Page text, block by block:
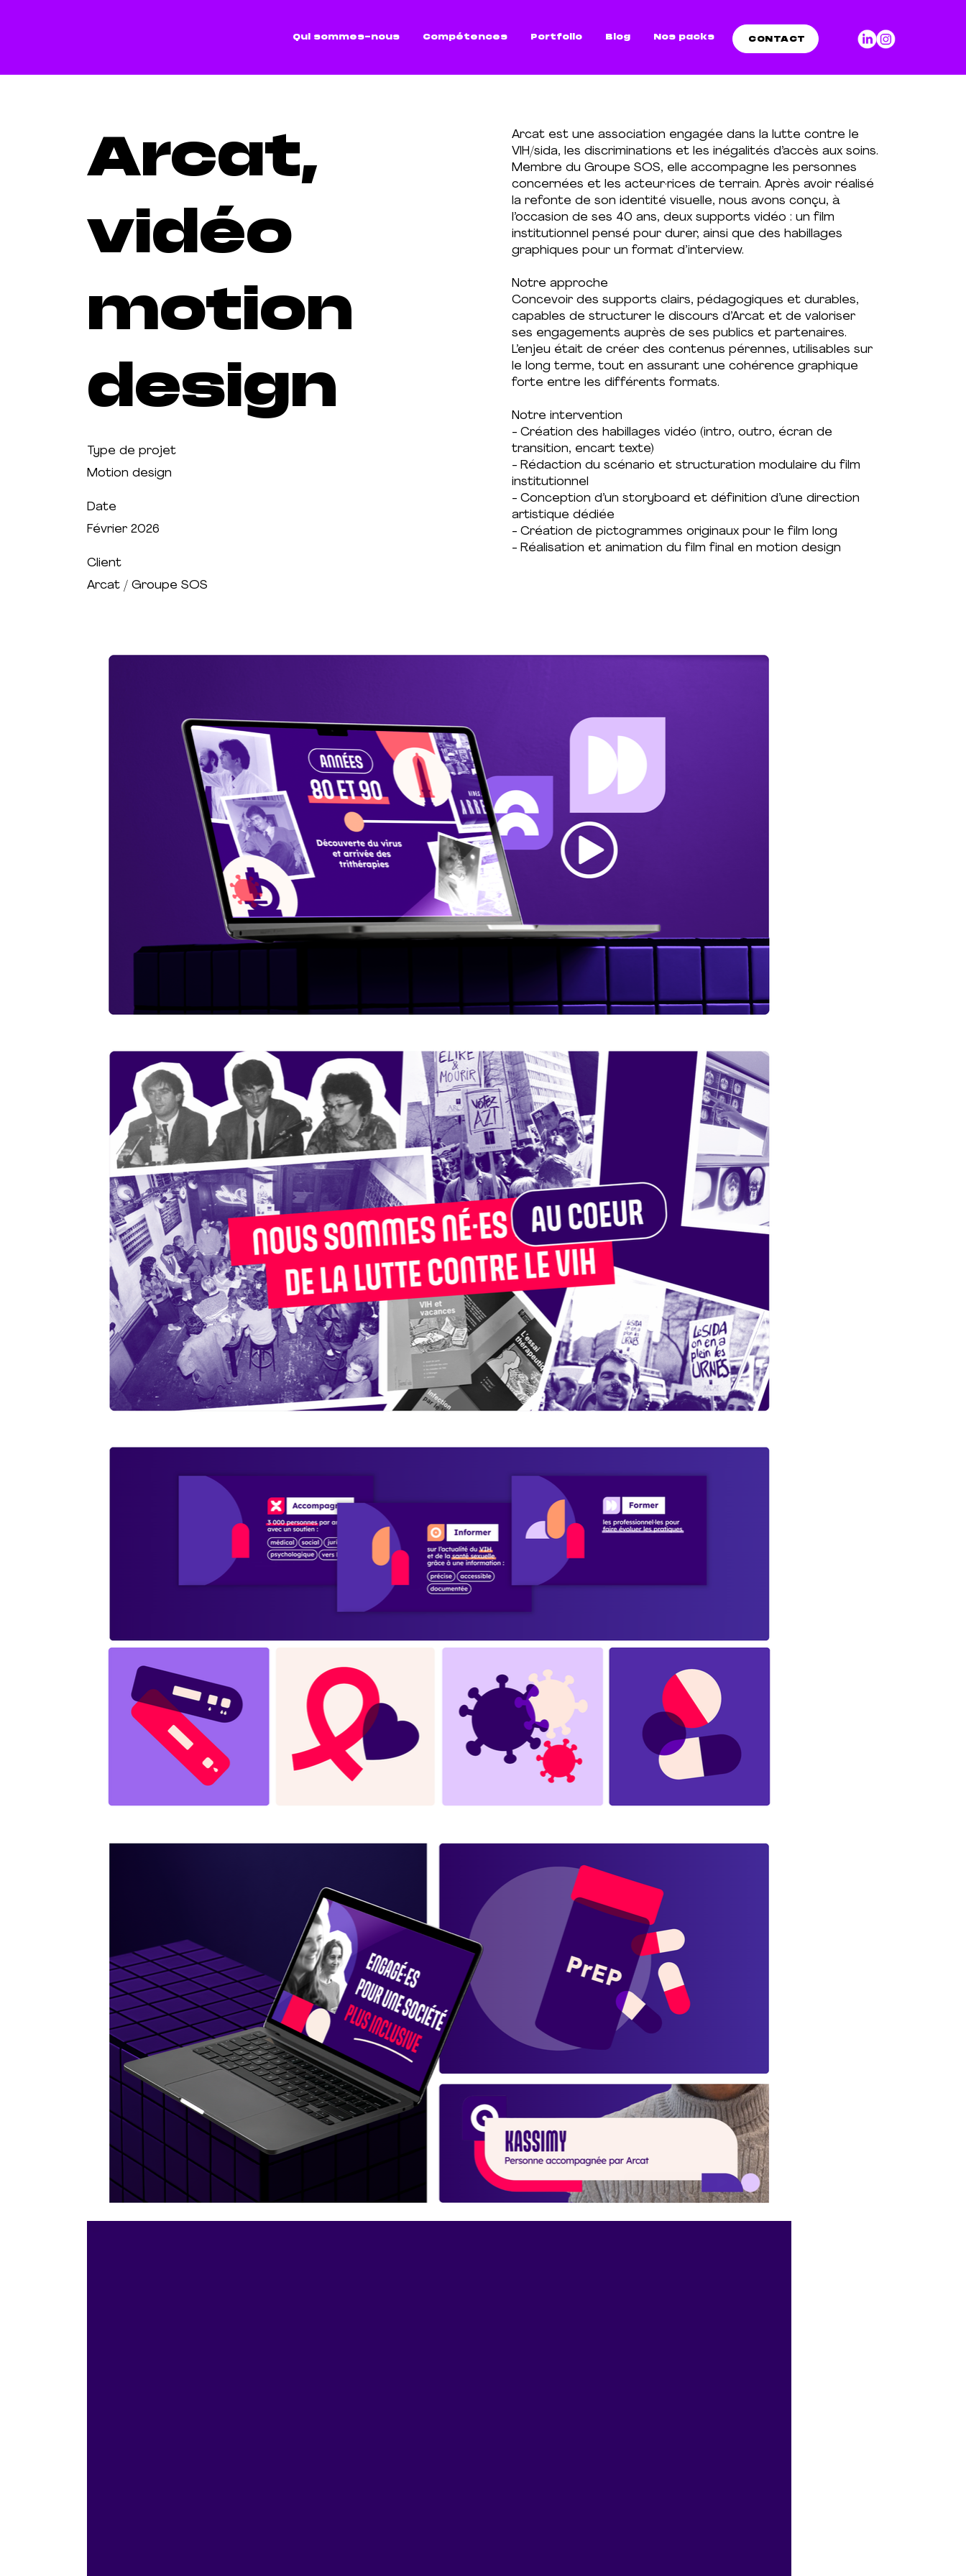
Qui sommes-nous Compétences Portfolio Blog Nos packs CONTACT
Arcat,
vidéo
motion
design
Type de projet
Motion design
Date
Février 2026
Client
Arcat / Groupe SOS
Arcat est une association engagée dans la lutte contre le
VIH/sida, les discriminations et les inégalités d’accès aux soins.
Membre du Groupe SOS, elle accompagne les personnes
concernées et les acteur·rices de terrain. Après avoir réalisé
la refonte de son identité visuelle, nous avons conçu, à
l’occasion de ses 40 ans, deux supports vidéo : un film
institutionnel pensé pour durer, ainsi que des habillages
graphiques pour un format d’interview.
Notre approche
Concevoir des supports clairs, pédagogiques et durables,
capables de structurer le discours d’Arcat et de valoriser
ses engagements auprès de ses publics et partenaires.
L’enjeu était de créer des contenus pérennes, utilisables sur
le long terme, tout en assurant une cohérence graphique
forte entre les différents formats.
Notre intervention
- Création des habillages vidéo (intro, outro, écran de
transition, encart texte)
- Rédaction du scénario et structuration modulaire du film
institutionnel
- Conception d’un storyboard et définition d’une direction
artistique dédiée
- Création de pictogrammes originaux pour le film long
- Réalisation et animation du film final en motion design